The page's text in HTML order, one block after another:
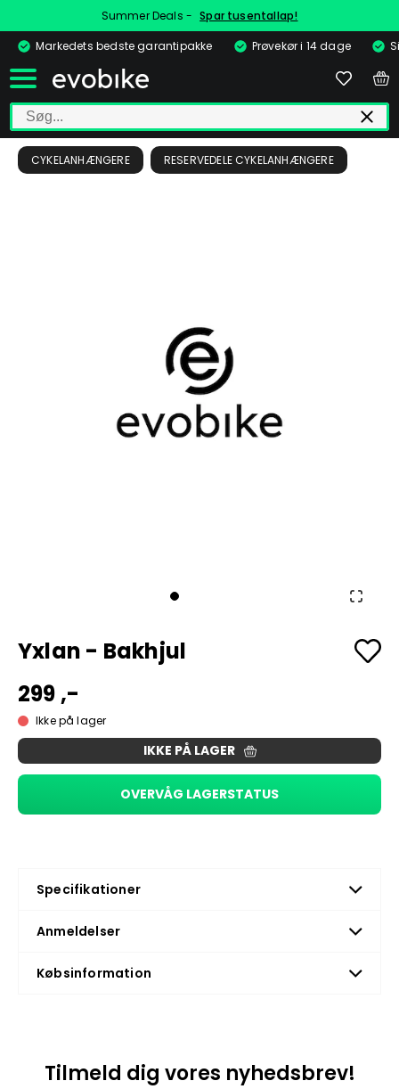
Summer Deals - Spar tusentallap!
Markedets bedste garantipakke
Prøvekør i 14 dage
CYKELANHÆNGERE RESERVEDELE CYKELANHÆNGERE
Yxlan - Bakhjul
299 ,-
Ikke på lager
IKKE PÅ LAGER
OVERVÅG LAGERSTATUS
Specifikationer
Anmeldelser
Købsinformation
Tilmeld dig vores nyhedsbrev!